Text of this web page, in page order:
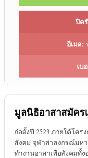
ปิด
อีเมล:
เบ
มูลนิธิอาสาสมัคร
ก่อตั้งปี 2523 ภายใต้โค
สังคม จุฬาส่าลงกรณ์มห
ทำงานอาสาเพื่อสังคมทั้